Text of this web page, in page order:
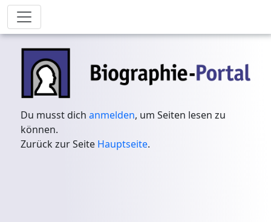
Du musst dichanmelden, um Seiten lesen zu
können.
Zurück zur Seite Hauptseite.